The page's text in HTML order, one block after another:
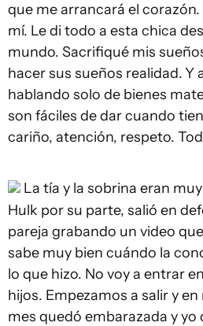
que me arrancará el corazón.
mí. Le di todo a esta chica
mundo. Sacrifiqué mis
hacer sus sueños realidad.Y
hablando solo de bienes
son fáciles de dar cuando
cariño, atención, respeto.
La tía y la sobrina eran
Hulk por su parte, salió en
pareja grabando un video
sabe muy bien cuándo la
lo que hizo. No voy a entrar
hijos. Empezamos a salir y
mes quedó embarazada y yo